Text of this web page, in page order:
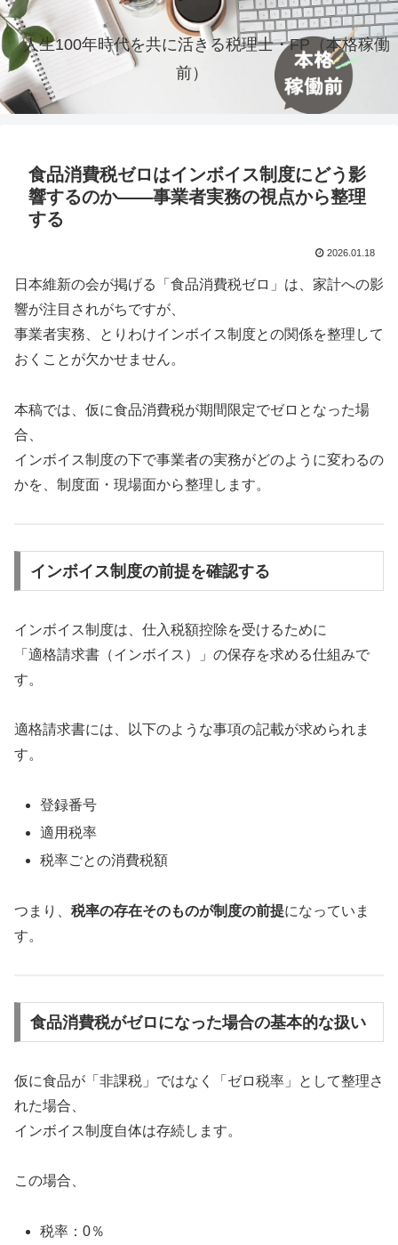
人生100年時代を共に活きる税理士・FP（本格稼働
前）
食品消費税ゼロはインボイス制度にどう影
響するのか――事業者実務の視点から整理
する
2026.01.18
日本維新の会が掲げる「食品消費税ゼロ」は、家計への影
響が注目されがちですが、
事業者実務、とりわけインボイス制度との関係を整理して
おくことが欠かせません。
本稿では、仮に食品消費税が期間限定でゼロとなった場
合、
インボイス制度の下で事業者の実務がどのように変わるの
かを、制度面・現場面から整理します。
インボイス制度の前提を確認する
インボイス制度は、仕入税額控除を受けるために
「適格請求書（インボイス）」の保存を求める仕組みで
す。
適格請求書には、以下のような事項の記載が求められま
す。
登録番号
適用税率
税率ごとの消費税額
つまり、 税率の存在そのものが制度の前提になっていま
す。
食品消費税がゼロになった場合の基本的な扱い
仮に食品が「非課税」ではなく「ゼロ税率」として整理さ
れた場合、
インボイス制度自体は存続します。
この場合、
税率：0％